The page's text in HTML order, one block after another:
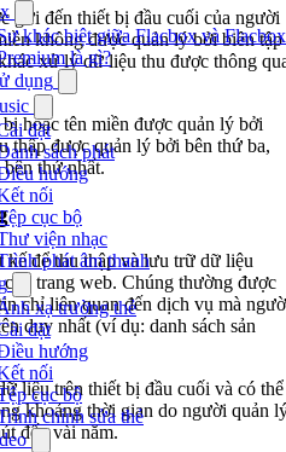
khác biệt giữa Flacbox và Flacbox
là gì?
dụng
đặt
sách phát
hướng
nối
cục bộ
viện nhạc
phát âm thanh
xạ trường thẻ
đặt
hướng
nối
cục bộ
chỉnh sửa thẻ
gửi đến thiết bị đầu cuối của người
không được quản lý bởi biên tập
xử lý dữ liệu thu được thông
hoặc tên miền được quản lý bởi
thập được quản lý bởi bên thứ ba,
thứ nhất.
để thu thập và lưu trữ dữ liệu
trang web. Chúng thường được
chỉ liên quan đến dịch vụ mà
duy nhất (ví dụ: danh sách sản
liệu trên thiết bị đầu cuối và có thể
khoảng thời gian do người quản
đến vài năm.